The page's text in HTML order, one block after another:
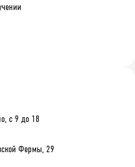
с 9 до 18
Фермы, 29